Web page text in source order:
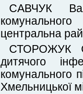
САВЧУК
центральна
СТОРОЖУК
дитячого
комунального
Хмельницької